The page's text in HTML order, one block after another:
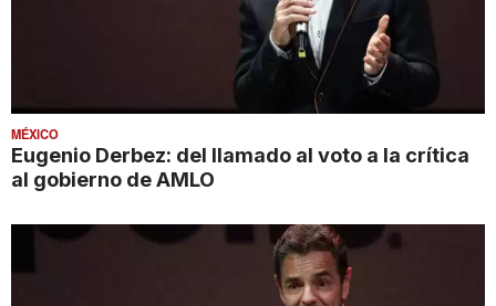
MÉXICO
Eugenio Derbez: del llamado al voto a la crítica
al gobierno de AMLO